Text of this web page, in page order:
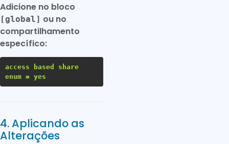
Adicione no bloco
[global] ou no
compartilhamento
específico:
access based share
enum = yes
4. Aplicando as
Alterações